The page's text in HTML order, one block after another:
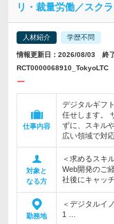
リ・裁量労働／スク
人材紹介 学歴不問
情報更新日：2026/08/03 終
RCT0000068910_TokyoLTC
ー
仕事内容
デジタルギフ
任せします。
ずに、スキル
広い領域で対
対象と
なる方
＜求めるスキ
Web開発のご
社後にキャッ
勤務地
＜デジタルイ
1 …